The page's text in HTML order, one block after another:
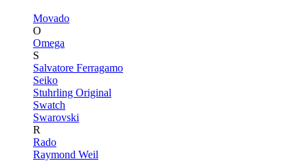
Movado
O
Omega
S
Salvatore Ferragamo
Seiko
Stuhrling Original
Swatch
Swarovski
R
Rado
Raymond Weil